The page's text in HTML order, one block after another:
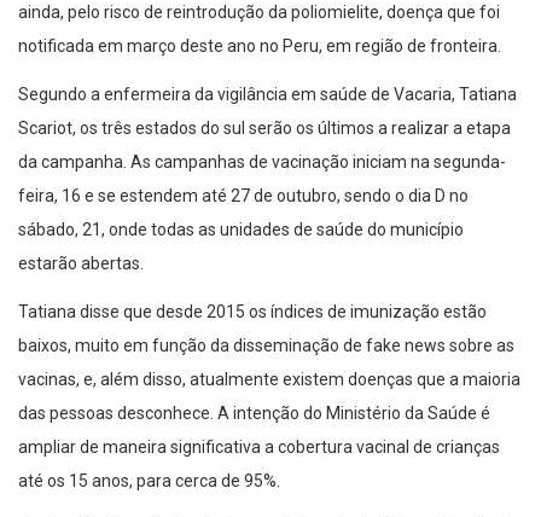
ainda, pelo risco de reintrodução da poliomielite, doença que foi
notificada em março deste ano no Peru, em região de fronteira.
Segundo a enfermeira da vigilância em saúde de Vacaria, Tatiana
Scariot, os três estados do sul serão os últimos a realizar a etapa
da campanha. As campanhas de vacinação iniciam na segunda-
feira, 16 e se estendem até 27 de outubro, sendo o dia D no
sábado, 21, onde todas as unidades de saúde do município
estarão abertas.
Tatiana disse que desde 2015 os índices de imunização estão
baixos, muito em função da disseminação de fake news sobre as
vacinas, e, além disso, atualmente existem doenças que a maioria
das pessoas desconhece. A intenção do Ministério da Saúde é
ampliar de maneira significativa a cobertura vacinal de crianças
até os 15 anos, para cerca de 95%.